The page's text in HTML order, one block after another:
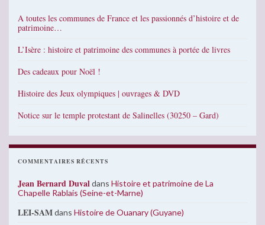
A toutes les communes de France et les passionnés d’histoire et de
patrimoine…
L’Isère : histoire et patrimoine des communes à portée de livres
Des cadeaux pour Noël !
Histoire des Jeux olympiques | ouvrages & DVD
Notice sur le temple protestant de Salinelles (30250 – Gard)
COMMENTAIRES RÉCENTS
Jean Bernard Duvaldans Histoire et patrimoine de La
Chapelle Rablais (Seine-et-Marne)
LEI-SAMdans Histoire de Ouanary (Guyane)